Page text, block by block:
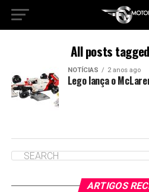
All posts
NOTÍCIAS 2 anos ago
Lego lança o
ARTIGOS